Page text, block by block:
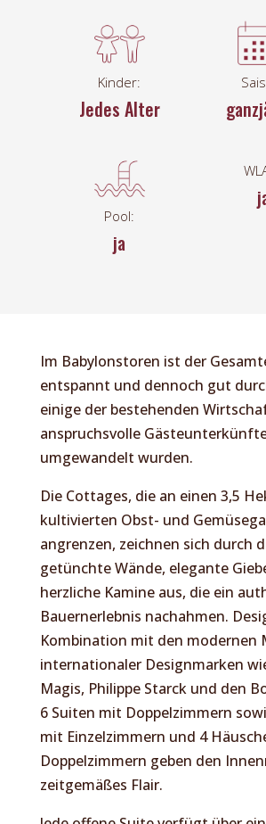
Kinder:
Jedes Alter
Pool:
ja
Im Babylonstoren ist der
entspannt und dennoch gut
einige der bestehenden
anspruchsvolle
umgewandelt wurden.
Die Cottages, die an einen 3,5
kultivierten Obst- und
angrenzen, zeichnen sich durch
getünchte Wände, elegante
herzliche Kamine aus, die ein
Bauernerlebnis nachahmen.
Kombination mit den modernen
internationaler Designmarken
Magis, Philippe Starck und den
6 Suiten mit Doppelzimmern
mit Einzelzimmern und 4
Doppelzimmern geben den
zeitgemäßes Flair.